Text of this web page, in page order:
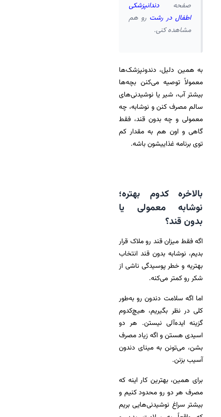
صفحه دندانپزشکی
اطفال در رشت رو هم
مشاهده کنی.
به همین دلیل، دندونپزشک‌ها
معمولاً توصیه می‌کنن بچه‌ها
بیشتر آب، شیر یا نوشیدنی‌های
سالم مصرف کنن و نوشابه، چه
معمولی و چه بدون قند، فقط
گاهی و اون هم به مقدار کم
توی برنامه غذاییشون باشه.
بالاخره کدوم بهتره؛
نوشابه معمولی یا
بدون قند؟
اگه فقط میزان قند رو ملاک قرار
بدیم، نوشابه بدون قند انتخاب
بهتریه و خطر پوسیدگی ناشی از
شکر رو کمتر می‌کنه.
اما اگه سلا‌‌مت دندون رو به‌طور
کلی در نظر بگیریم، هیچ‌کدوم
گزینه ایده‌آلی نیستن. هر دو
اسیدی هستن و اگه زیاد مصرف
بشن، می‌تونن به مینای دندون
آسیب بزنن.
برای همین، بهترین کار اینه که
مصرف هر دو رو محدود کنیم و
بیشتر سراغ نوشیدنی‌هایی بریم